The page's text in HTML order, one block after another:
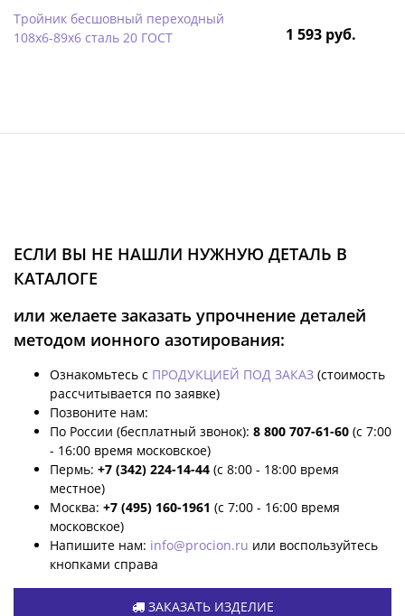
Тройник бесшовный переходный
108х6-89х6 сталь 20 ГОСТ
1 593 руб.
ЕСЛИ ВЫ НЕ НАШЛИ НУЖНУЮ ДЕТАЛЬ В
КАТАЛОГЕ
или желаете заказать упрочнение деталей
методом ионного азотирования:
Ознакомьтесь с ПРОДУКЦИЕЙ ПОД ЗАКАЗ (стоимость
рассчитывается по заявке)
Позвоните нам:
По России (бесплатный звонок): 8 800 707-61-60 (с 7:00
- 16:00 время московское)
Пермь: +7 (342) 224-14-44 (с 8:00 - 18:00 время
местное)
Москва: +7 (495) 160-1961 (с 7:00 - 16:00 время
московское)
Напишите нам: info@procion.ru или воспользуйтесь
кнопками справа
ЗАКАЗАТЬ ИЗДЕЛИЕ